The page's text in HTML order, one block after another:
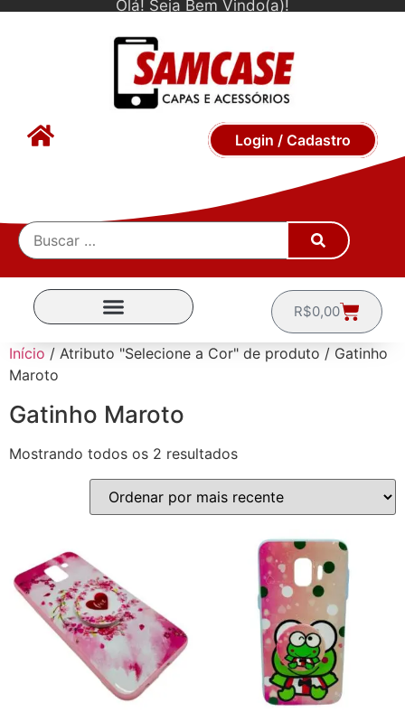
Olá! Seja Bem Vindo(a)!
Login / Cadastro
R$0,00
Início / Atributo "Selecione a Cor" de produto / Gatinho
Maroto
Gatinho Maroto
Mostrando todos os 2 resultados